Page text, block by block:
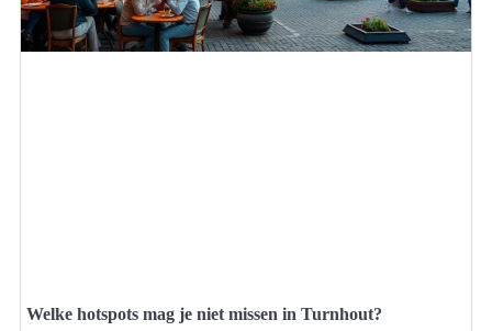
Welke hotspots mag je niet missen in Turnhout?